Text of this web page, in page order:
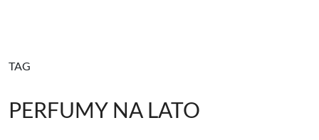
TAG
PERFUMY NA LATO